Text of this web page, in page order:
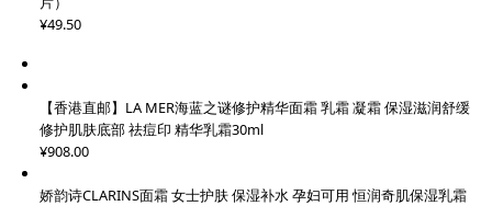
¥49.50
【香港直邮】LA MER海蓝之谜修护精华面霜 乳霜 凝霜 保湿滋润舒缓
修护肌肤底部 祛痘印 精华乳霜30ml
¥908.00
娇韵诗CLARINS面霜 女士护肤 保湿补水 孕妇可用 恒润奇肌保湿乳霜